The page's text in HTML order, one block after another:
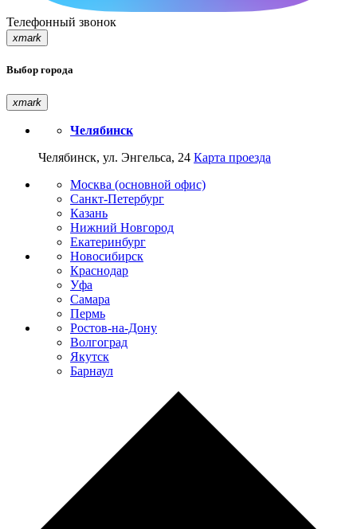
Телефонный звонок
xmark
Выбор города
xmark
Челябинск
Челябинск, ул. Энгельса, 24 Карта проезда
Москва (основной офис)
Санкт-Петербург
Казань
Нижний Новгород
Екатеринбург
Новосибирск
Краснодар
Уфа
Самара
Пермь
Ростов-на-Дону
Волгоград
Якутск
Барнаул